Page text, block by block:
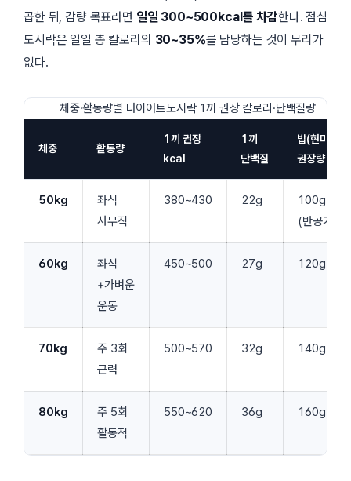
곱한 뒤, 감량 목표라면 일일 300~500kcal를 차감한다. 점심
도시락은 일일 총 칼로리의 30~35%를 담당하는 것이 무리가
없다.
체중·활동량별 다이어트도시락 1끼 권장 칼로리·단백질량
체중 활동량
1끼 권장
kcal
1끼
단백질
밥(현미)
권장량
50kg
좌식
사무직
380~430 22g
100g
(반공기)
60kg
좌식
+가벼운
운동
450~500 27g 120g
70kg
주 3회
근력
500~570 32g 140g
80kg
주 5회
활동적
550~620 36g 160g